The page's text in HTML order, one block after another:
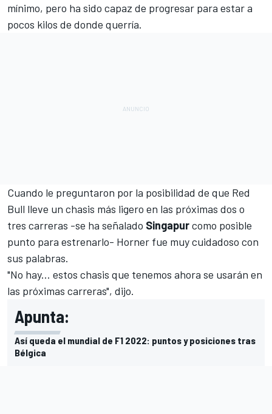
mínimo, pero ha sido capaz de progresar para estar a
pocos kilos de donde querría.
Cuando le preguntaron por la posibilidad de que Red
Bull lleve un chasis más ligero en las próximas dos o
tres carreras -se ha señalado Singapurcomo posible
punto para estrenarlo- Horner fue muy cuidadoso con
sus palabras.
"No hay... estos chasis que tenemos ahora se usarán en
las próximas carreras", dijo.
Apunta:
Así queda el mundial de F1 2022: puntos y posiciones tras
Bélgica